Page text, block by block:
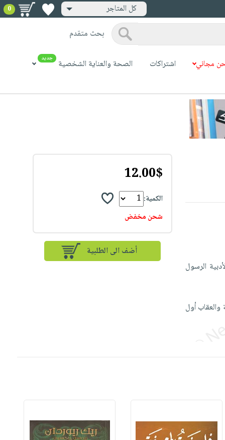
كل المتاجر 0
بحث متقدم
مجاني اشتراكات الصحة والعناية الشخصية جديد
الرسول
والعقاب أول
12.00$
الكمية:
شحن مخفض
أضف الى الطلبية